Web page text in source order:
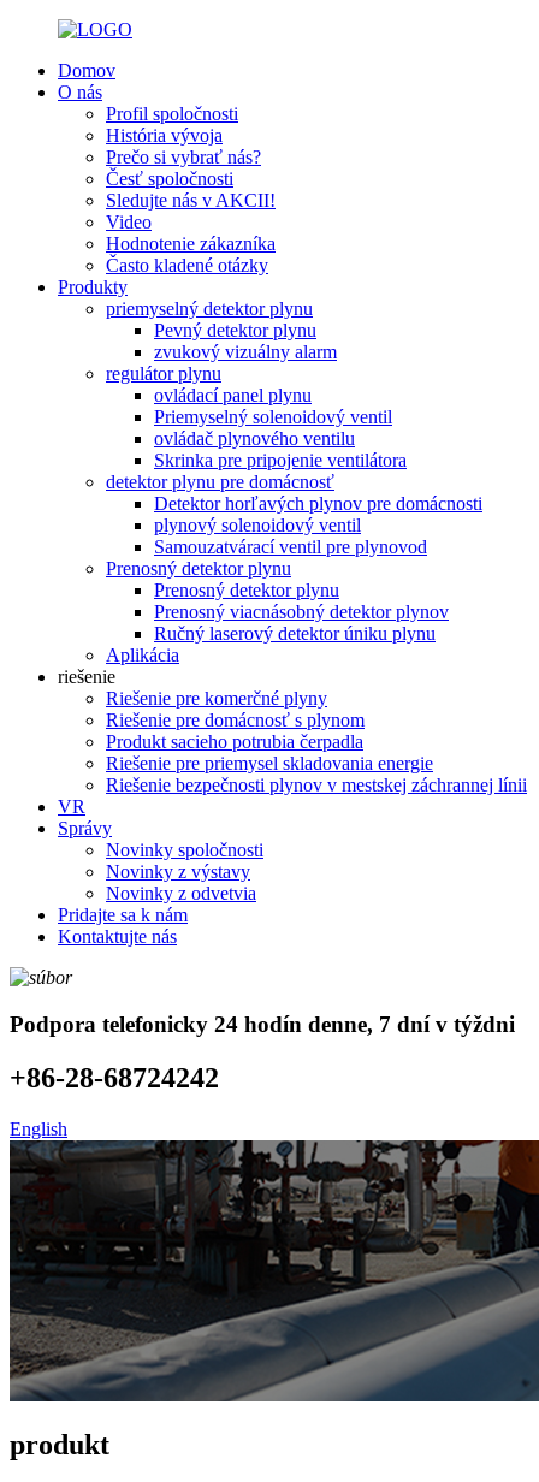
Domov
O nás
Profil spoločnosti
História vývoja
Prečo si vybrať nás?
Česť spoločnosti
Sledujte nás v AKCII!
Video
Hodnotenie zákazníka
Často kladené otázky
Produkty
priemyselný detektor plynu
Pevný detektor plynu
zvukový vizuálny alarm
regulátor plynu
ovládací panel plynu
Priemyselný solenoidový ventil
ovládač plynového ventilu
Skrinka pre pripojenie ventilátora
detektor plynu pre domácnosť
Detektor horľavých plynov pre domácnosti
plynový solenoidový ventil
Samouzatvárací ventil pre plynovod
Prenosný detektor plynu
Prenosný detektor plynu
Prenosný viacnásobný detektor plynov
Ručný laserový detektor úniku plynu
Aplikácia
riešenie
Riešenie pre komerčné plyny
Riešenie pre domácnosť s plynom
Produkt sacieho potrubia čerpadla
Riešenie pre priemysel skladovania energie
Riešenie bezpečnosti plynov v mestskej záchrannej línii
VR
Správy
Novinky spoločnosti
Novinky z výstavy
Novinky z odvetvia
Pridajte sa k nám
Kontaktujte nás
Podpora telefonicky 24 hodín denne, 7 dní v týždni
+86-28-68724242
English
produkt